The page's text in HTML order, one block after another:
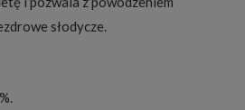
słodycze.